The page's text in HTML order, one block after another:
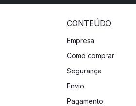
CONTEÚDO
Empresa
Como comprar
Segurança
Envio
Pagamento